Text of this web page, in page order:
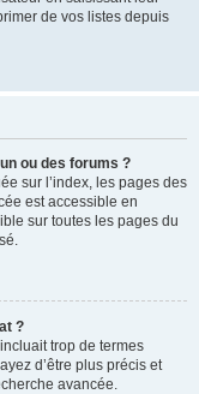
de vos listes depuis
ou des forums ?
sur l’index, les pages des
est accessible en
sur toutes les pages du
?
trop de termes
d’être plus précis et
avancée.